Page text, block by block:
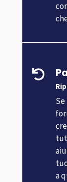

a